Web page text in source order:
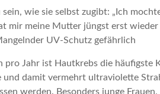
wie sie selbst zugibt: „Ich
mir meine Mutter jüngst erst
UV-Schutz gefährlich
Jahr ist Hautkrebs die
damit vermehrt ultraviolette
werden. Besonders junge